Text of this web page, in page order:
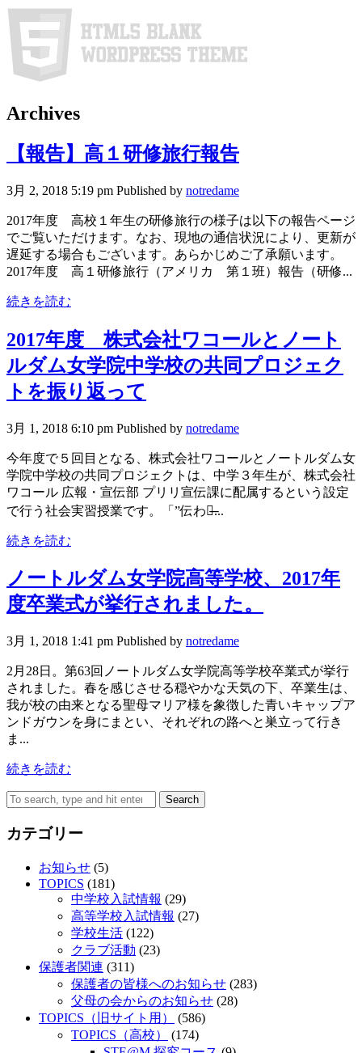
Archives
【報告】高１研修旅行報告
3月 2, 2018 5:19 pm Published by notredame
2017年度 高校１年生の研修旅行の様子は以下の報告ページ
でご覧いただけます。なお、現地の通信状況により、更新が
遅延する場合もございます。あらかじめご了承願います。
2017年度 高１研修旅行（アメリカ 第１班）報告（研修...
続きを読む
2017年度 株式会社ワコールとノート
ルダム女学院中学校の共同プロジェク
トを振り返って
3月 1, 2018 6:10 pm Published by notredame
今年度で５回目となる、株式会社ワコールとノートルダム女
学院中学校の共同プロジェクトは、中学３年生が、株式会社
ワコール 広報・宣伝部 プリリ宣伝課に配属するという設定
で行う社会実習授業です。「”伝わる̶...
続きを読む
ノートルダム女学院高等学校、2017年
度卒業式が挙行されました。
3月 1, 2018 1:41 pm Published by notredame
2月28日。第63回ノートルダム女学院高等学校卒業式が挙行
されました。春を感じさせる穏やかな天気の下、卒業生は、
我が校の由来となる聖母マリア様を象徴した青いキャップア
ンドガウンを身にまとい、それぞれの路へと巣立って行き
ま...
続きを読む
Search
カテゴリー
お知らせ (5)
TOPICS (181)
中学校入試情報 (29)
高等学校入試情報 (27)
学校生活 (122)
クラブ活動 (23)
保護者関連 (311)
保護者の皆様へのお知らせ (283)
父母の会からのお知らせ (28)
TOPICS（旧サイト用）
(586)
TOPICS（高校）
(174)